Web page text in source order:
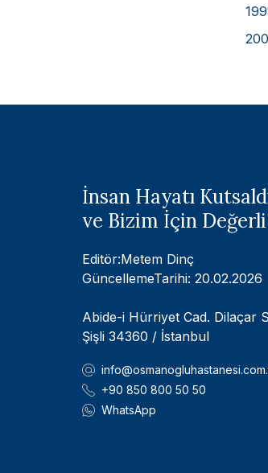
İnsan Hayatı
ve Bizim İçin
Editör:Metem Dinç
GüncellemeTarihi: 20.02.2026
Abide-i Hürriyet Cad. Dilaçar
Şişli 34360 / İstanbul
+90 850 800 50 50
WhatsApp